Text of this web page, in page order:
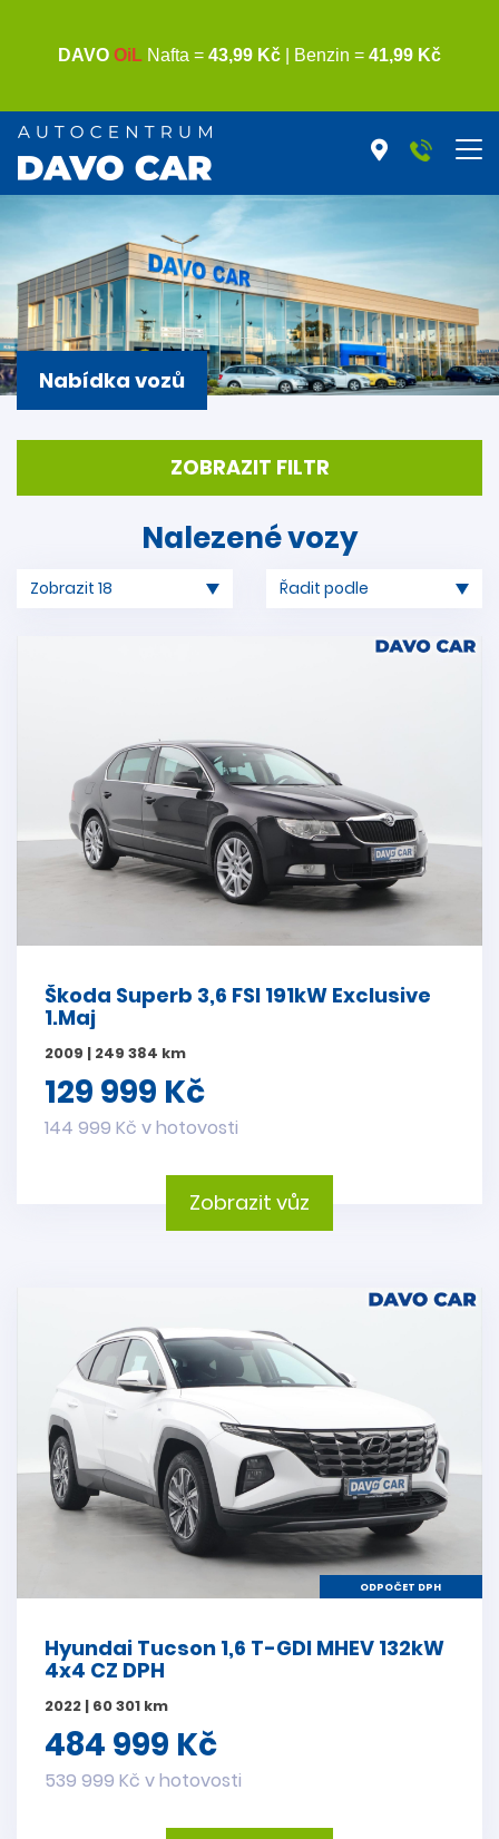
Nabídka vozů
ZOBRAZIT FILTR
Nalezené vozy
Škoda Superb 3,6 FSI 191kW Exclusive
1.Maj
2009 | 249 384 km
129 999 Kč
144 999 Kč v hotovosti
Zobrazit vůz
ODPOČET DPH
Hyundai Tucson 1,6 T-GDI MHEV 132kW
4x4 CZ DPH
2022 | 60 301 km
484 999 Kč
539 999 Kč v hotovosti